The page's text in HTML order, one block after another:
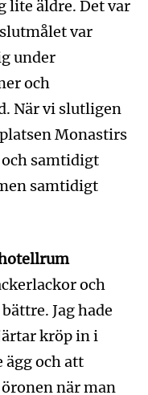
lite äldre. Det var
var
under
och
När vi slutligen
Monastirs
samtidigt
samtidigt
och
Jag hade
kröp in i
ägg och att
när man